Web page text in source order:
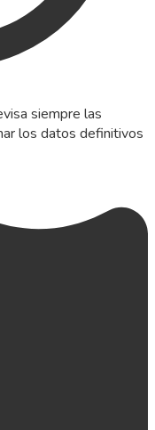
siempre las
los datos definitivos